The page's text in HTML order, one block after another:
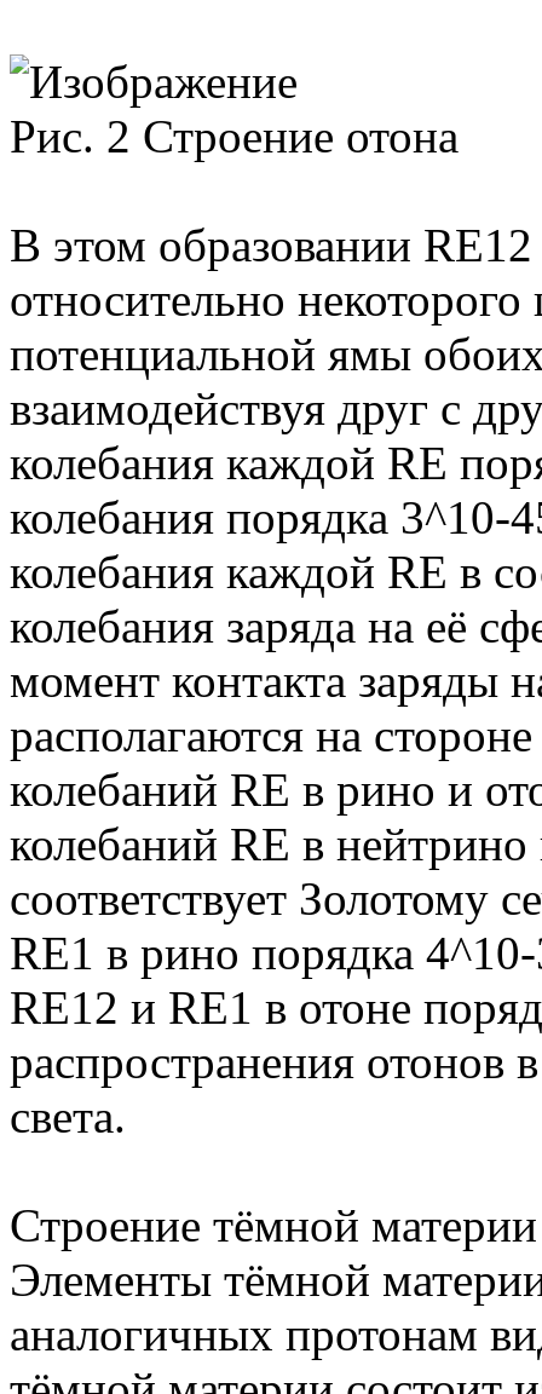
Рис. 2 Строение отона
В этом образовании
относительно
потенциальной ямы
взаимодействуя друг с
колебания каждой RE
колебания порядка
колебания каждой RE в
колебания заряда на её
момент контакта заряды
располагаются на
колебаний RE в рино и
колебаний RE в
соответствует Золотому
RE1 в рино порядка
RE12 и RE1 в отоне
распространения отонов
света.
Строение тёмной материи
Элементы тёмной
аналогичных протонам